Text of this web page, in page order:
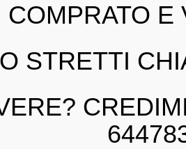
COMPRATO E
STRETTI